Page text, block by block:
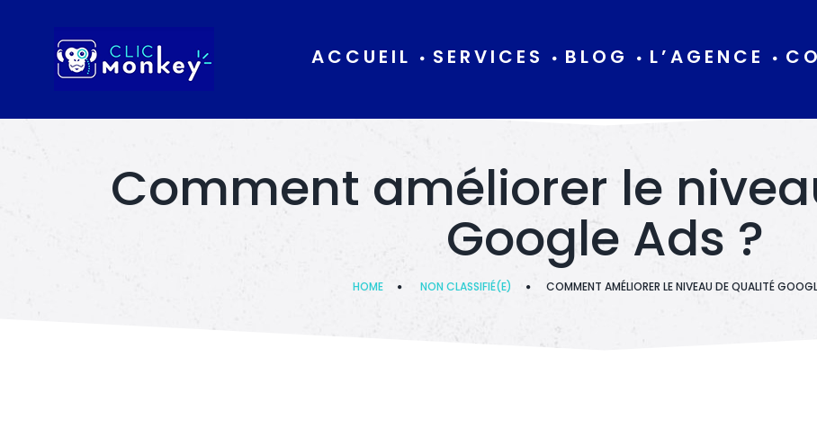
ACCUEIL SERVICES BLOG L’AGENCE
Comment améliorer le
Google Ads ?
HOME NON CLASSIFIÉ(E) COMMENT AMÉLIORER LE NIVEAU DE QUALITÉ